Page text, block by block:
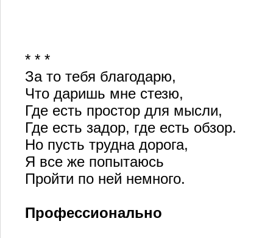
* * *
За то тебя благодарю,
Что даришь мне стезю,
Где есть простор для мысли,
Где есть задор, где есть обзор.
Но пусть трудна дорога,
Я все же попытаюсь
Пройти по ней немного.
Профессионально